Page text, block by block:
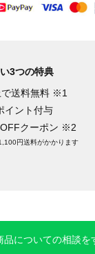
3つの特典
送料無料 ※1
イント付与
クーポン ※2
円送料がかかります
品についての相談を